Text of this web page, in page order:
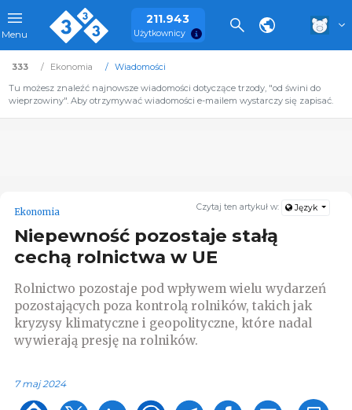
Menu
211.943
Użytkownicy
333 Ekonomia
Wiadomości
Tu możesz znaleźć najnowsze wiadomości dotyczące trzody, "od świni do
wieprzowiny". Aby otrzymywać wiadomości e-mailem wystarczy się zapisać.
Czytaj ten artykuł w: Język
Ekonomia
Niepewność pozostaje stałą
cechą rolnictwa w UE
Rolnictwo pozostaje pod wpływem wielu wydarzeń
pozostających poza kontrolą rolników, takich jak
kryzysy klimatyczne i geopolityczne, które nadal
wywierają presję na rolników.
7 maj 2024